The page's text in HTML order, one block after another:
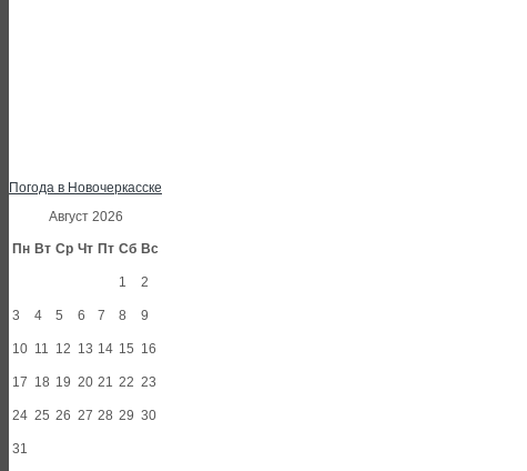
Погода в Новочеркасске
Август 2026
Пн Вт Ср Чт Пт Сб Вс
1 2
3 4 5 6 7 8 9
10 11 12 13 14 15 16
17 18 19 20 21 22 23
24 25 26 27 28 29 30
31